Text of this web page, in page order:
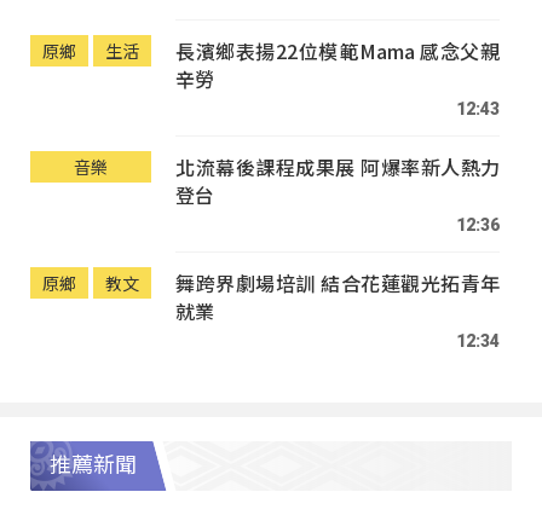
原鄉 生活
長濱鄉表揚22位模範Mama 感念父親
辛勞
12:43
音樂
北流幕後課程成果展 阿爆率新人熱力
登台
12:36
原鄉 教文
舞跨界劇場培訓 結合花蓮觀光拓青年
就業
12:34
推薦新聞